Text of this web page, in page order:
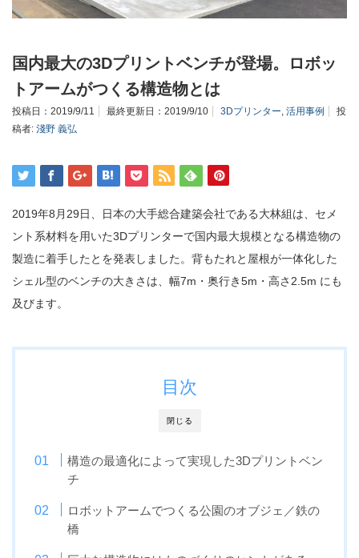
国内最大の3Dプリントベンチが登場。ロボッ
トアームがつくる構造物とは
投稿日： 2019/9/11 最終更新日： 2019/9/10 3Dプリンター, 活用事例
投
稿者: 淺野 義弘
2019年8月29日、日本の大手総合建築会社である大林組は、セメ
ント系材料を用いた3Dプリンターで国内最大規模となる構造物の
製造に着手したとを発表しました。背もたれと屋根が一体化した
シェル型のベンチの大きさは、幅7m・奥行き5m・高さ2.5m にも
及びます。
閉じる
目次
構造の最適化によって実現した3Dプリントベン
チ
ロボットアームでつくる公園のオブジェ／鉄の
橋